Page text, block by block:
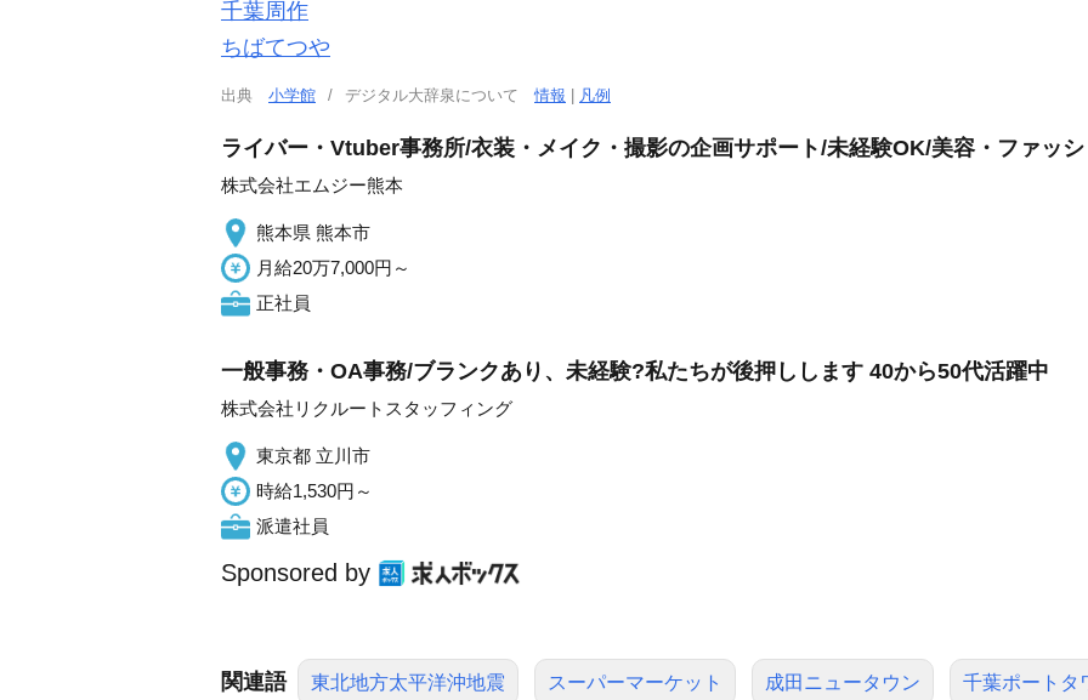
千葉周作
ちばてつや
出典 小学館 デジタル大辞泉について情報 凡例
ライバー・Vtuber事務所/衣装・メイク・撮影の企画サポート/未経験OK/美容・ファッ
株式会社エムジー熊本
熊本県 熊本市
月給20万7,000円～
正社員
一般事務・OA事務/ブランクあり、未経験?私たちが後押しします 40から50代活躍中
株式会社リクルートスタッフィング
東京都 立川市
時給1,530円～
派遣社員
Sponsored by
関連語 東北地方太平洋沖地震 スーパーマーケット 成田ニュータウン 千葉ポートタ